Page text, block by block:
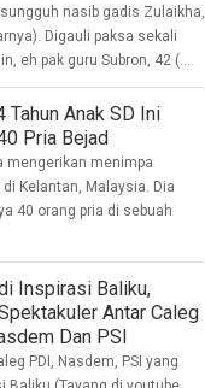
nasib gadis Zulaikha,
Digauli paksa sekali
eh pak guru Subron, 42 (...
Tahun Anak SD Ini
Pria Bejad
mengerikan menimpa
Kelantan, Malaysia. Dia
40 orang pria di sebuah
Inspirasi Baliku,
Antar Caleg
Dan PSI
PDI, Nasdem, PSI yang